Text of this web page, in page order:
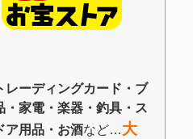
レーディングカード・ブ
・家電・楽器・釣具・ス
ア用品・お酒など…大